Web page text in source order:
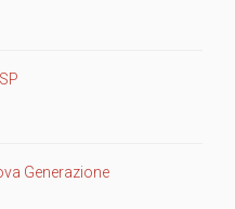
Generazione